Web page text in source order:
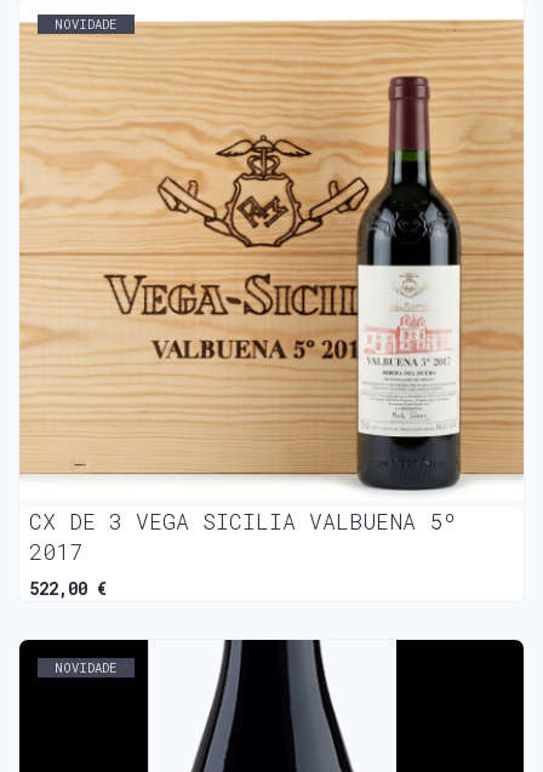
NOVIDADE
CX DE 3 VEGA SICILIA VALBUENA 5º
2017
522,00 €
NOVIDADE